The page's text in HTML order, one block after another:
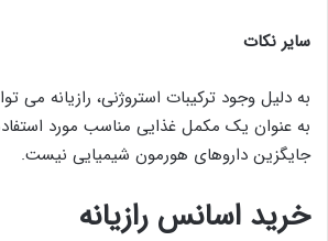
سایر نکات
به دلیل وجود ترکیبات استروژنی، رازیانه می
به عنوان یک مکمل غذایی مناسب مورد استفاده
جایگزین داروهای هورمون شیمیایی نیست.
خرید اسانس رازیانه